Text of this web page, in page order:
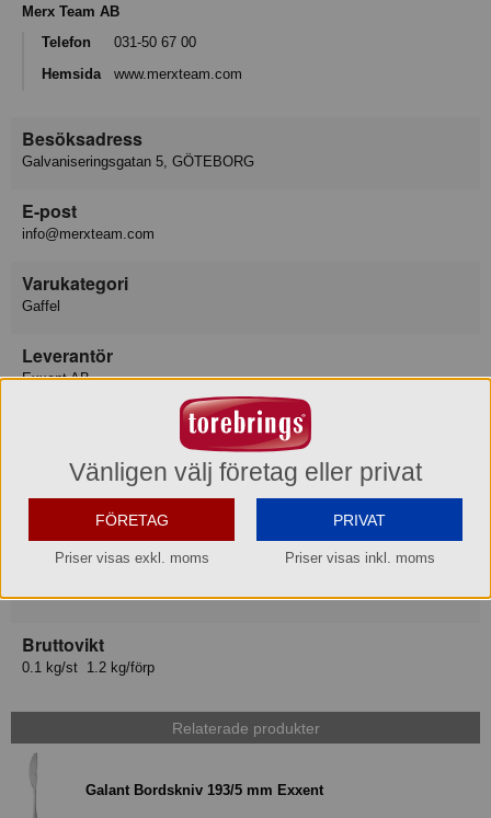
Merx Team AB
Telefon
031-50 67 00
Hemsida
www.merxteam.com
Besöksadress
Galvaniseringsgatan 5, GÖTEBORG
E-post
info@merxteam.com
Varukategori
Gaffel
Leverantör
Exxent AB
EAN del förp
7393107133393
17393107133390
Bruttovikt
0.1 kg/st 1.2 kg/förp
Relaterade produkter
Galant Bordskniv 193/5 mm Exxent
Vänligen välj företag eller privat
FÖRETAG
Priser visas exkl. moms
PRIVAT
Priser visas inkl. moms